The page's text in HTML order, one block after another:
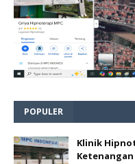
POPULER
Klinik